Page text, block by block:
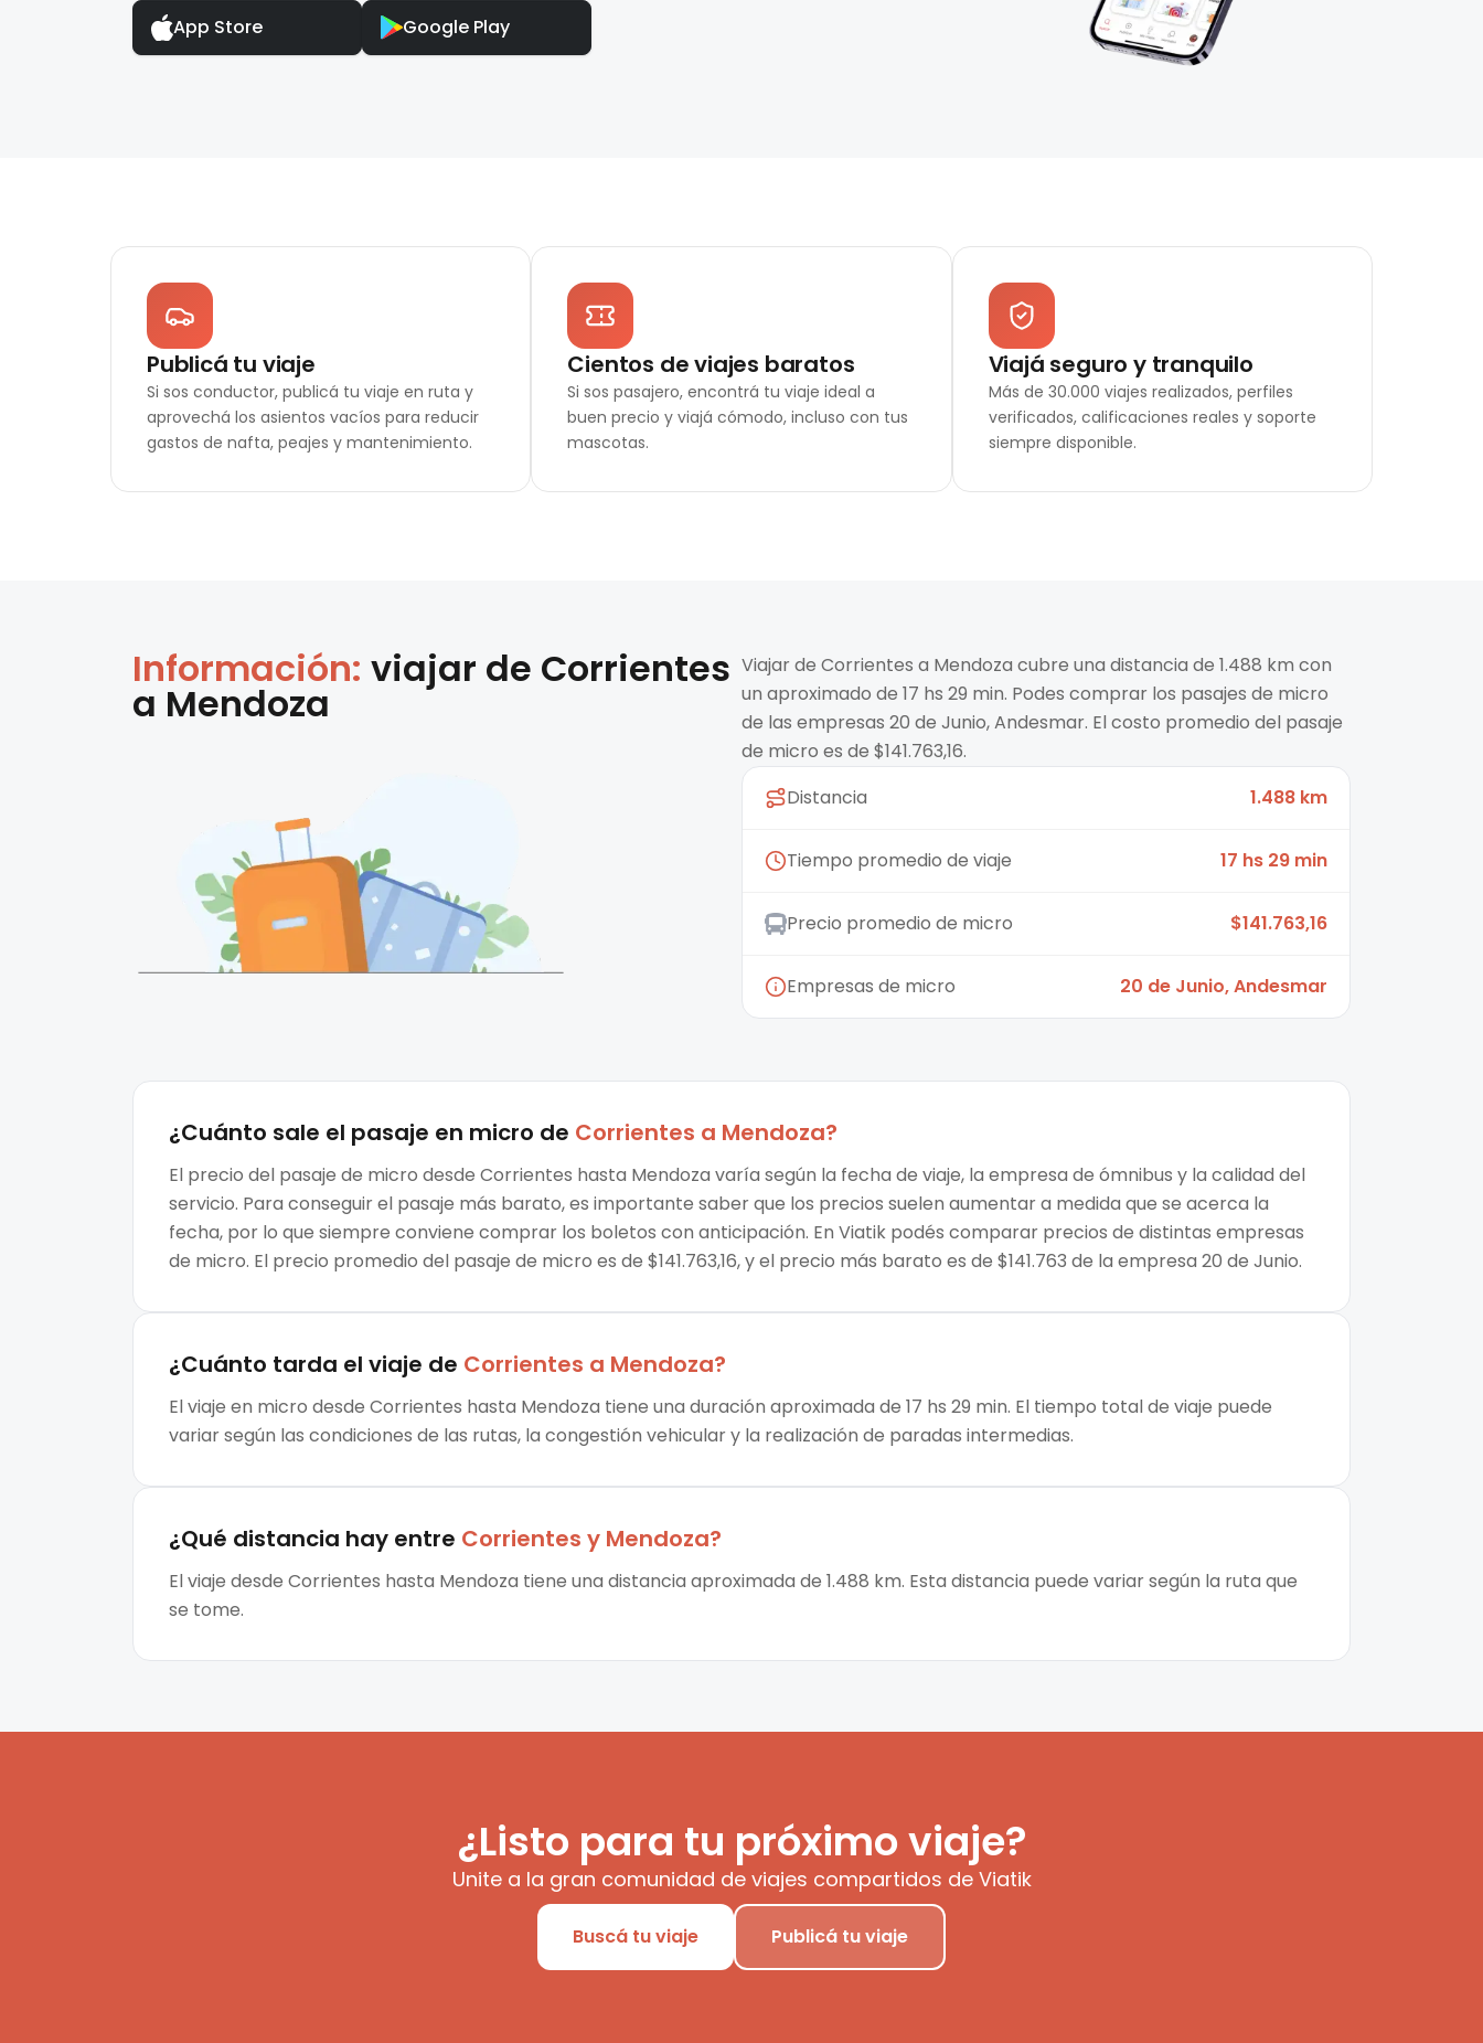
App Store
Google Play
Publicá tu viaje
Si sos conductor, publicá tu viaje en ruta y
aprovechá los asientos vacíos para reducir
gastos de nafta, peajes y mantenimiento.
Cientos de viajes baratos
Si sos pasajero, encontrá tu viaje ideal a
buen precio y viajá cómodo, incluso con tus
mascotas.
Viajá seguro y tranquilo
Más de 30.000 viajes realizados, perfiles
verificados, calificaciones reales y soporte
siempre disponible.
Información: viajar de Corrientes
a Mendoza
Viajar de Corrientes a Mendoza cubre una distancia de 1.488 km con
un aproximado de 17 hs 29 min. Podes comprar los pasajes de micro
de las empresas 20 de Junio, Andesmar. El costo promedio del pasaje
de micro es de $141.763,16.
Distancia
1.488 km
Tiempo promedio de viaje 17 hs 29 min
Precio promedio de micro $141.763,16
Empresas de micro 20 de Junio, Andesmar
¿Cuánto sale el pasaje en micro de Corrientes a Mendoza?
El precio del pasaje de micro desde Corrientes hasta Mendoza varía según la fecha de viaje, la empresa de ómnibus y la calidad del
servicio. Para conseguir el pasaje más barato, es importante saber que los precios suelen aumentar a medida que se acerca la
fecha, por lo que siempre conviene comprar los boletos con anticipación. En Viatik podés comparar precios de distintas empresas
de micro. El precio promedio del pasaje de micro es de $141.763,16, y el precio más barato es de $141.763 de la empresa 20 de Junio.
¿Cuánto tarda el viaje de Corrientes a Mendoza?
El viaje en micro desde Corrientes hasta Mendoza tiene una duración aproximada de 17 hs 29 min. El tiempo total de viaje puede
variar según las condiciones de las rutas, la congestión vehicular y la realización de paradas intermedias.
¿Qué distancia hay entre Corrientes y Mendoza?
El viaje desde Corrientes hasta Mendoza tiene una distancia aproximada de 1.488 km. Esta distancia puede variar según la ruta que
se tome.
¿Listo para tu próximo viaje?
Unite a la gran comunidad de viajes compartidos de Viatik
Buscá tu viaje Publicá tu viaje